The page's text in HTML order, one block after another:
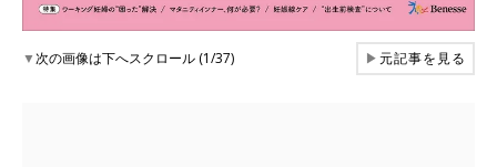
▼次の画像は下へスクロール (1/37) ▶元記事を見る